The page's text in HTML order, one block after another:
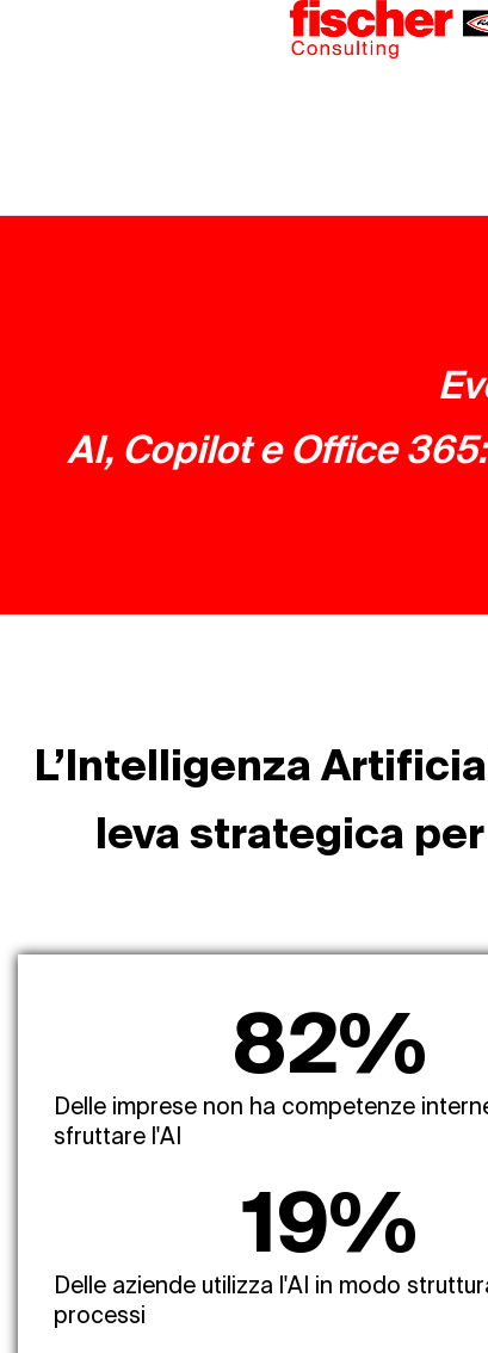
AI, Copilot e Office
L’Intelligenza
leva strategica
Delle imprese non ha competenze
sfruttare l'AI
82%
Delle aziende utilizza l'AI in modo
processi
19%